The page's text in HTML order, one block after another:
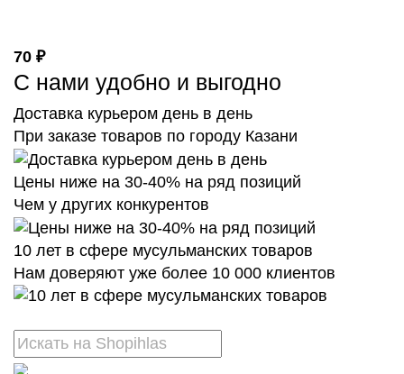
70 ₽
С нами удобно и выгодно
Доставка курьером день в день
При заказе товаров по городу Казани
Цены ниже на 30-40% на ряд позиций
Чем у других конкурентов
10 лет в сфере мусульманских товаров
Нам доверяют уже более 10 000 клиентов